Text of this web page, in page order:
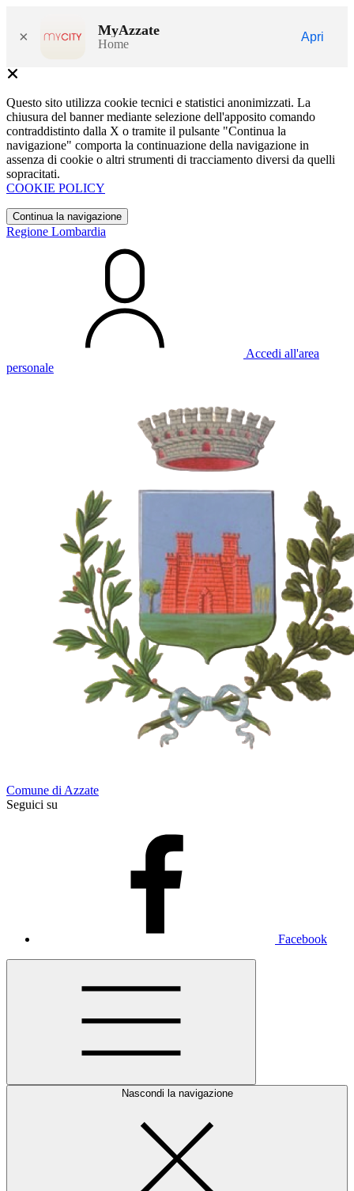
× MyAzzate
Home
Apri
Questo sito utilizza cookie tecnici e statistici anonimizzati. La
chiusura del banner mediante selezione dell'apposito comando
contraddistinto dalla X o tramite il pulsante "Continua la
navigazione" comporta la continuazione della navigazione in
assenza di cookie o altri strumenti di tracciamento diversi da quelli
sopracitati.
COOKIE POLICY
Continua la navigazione
Regione Lombardia
Accedi all'area
personale
Comune di Azzate
Seguici su
Facebook
Nascondi la navigazione